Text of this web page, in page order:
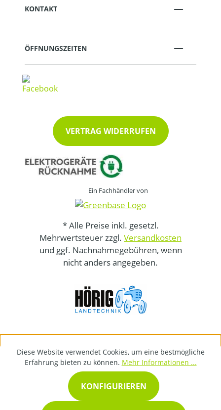
KONTAKT
ÖFFNUNGSZEITEN
VERTRAG WIDERRUFEN
Ein Fachhändler von
* Alle Preise inkl. gesetzl.
Mehrwertsteuer zzgl. Versandkosten
und ggf. Nachnahmegebühren, wenn
nicht anders angegeben.
Diese Website verwendet Cookies, um eine bestmögliche
Erfahrung bieten zu können. Mehr Informationen ...
KONFIGURIEREN